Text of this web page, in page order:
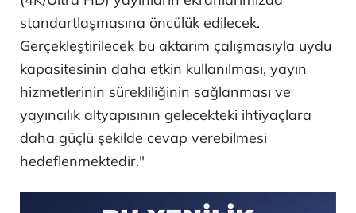
standartlaşmasına öncülük edilecek.
Gerçekleştirilecek bu aktarım çalışmasıyla uydu
kapasitesinin daha etkin kullanılması, yayın
hizmetlerinin sürekliliğinin sağlanması ve
yayıncılık altyapısının gelecekteki ihtiyaçlara
daha güçlü şekilde cevap verebilmesi
hedeflenmektedir."